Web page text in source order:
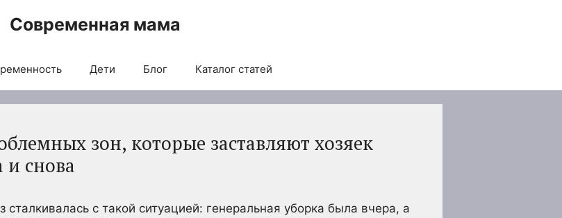
Современная мама
Дети Блог Каталог статей
зон, которые заставляют хозяек
и снова
с такой ситуацией: генеральная уборка была вчера, а